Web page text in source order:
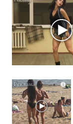
i